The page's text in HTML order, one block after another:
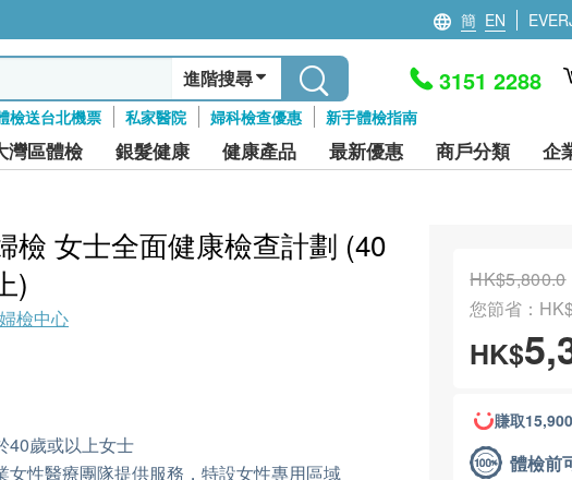
簡 EN
進階搜尋
檢送台北機票 私家醫院 婦科檢查優惠 新手體檢指南
3151 2288
灣區體檢 銀髮健康 健康產品 最新優惠 商戶分類 企
檢 女士全面健康檢查計劃 (40
)
檢中心
40歲或以上女士
女性醫療團隊提供服務，特設女性專用區域
HK$5,800.0
您節省：
HK$
賺取
體檢前